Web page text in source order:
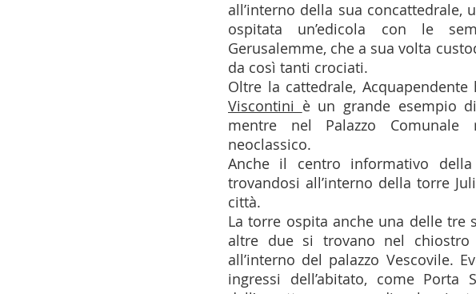
24 - ASIA 25 - OCEANIA 26 -
30 - LAVORO 31 - ICE ISTITUTO
all’interno della sua concattedrale,
ospitata un’edicola con le
Gerusalemme, che a sua volta
da così tanti crociati.
Oltre la cattedrale,
Viscontini è un grande esempio
mentre nel Palazzo
neoclassico.
Anche il centro informativo
trovandosi all’interno della torre
città.
La torre ospita anche una delle
altre due si trovano nel chiostro
all’interno del palazzo Vescovile.
ingressi dell’abitato, come Porta